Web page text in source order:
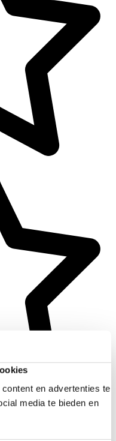
en advertenties te
media te bieden en